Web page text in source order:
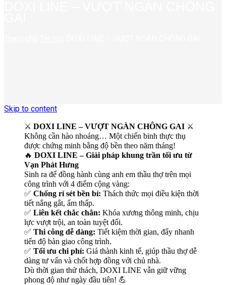
Skip to content
⚔️ DOXI LINE – VƯỢT NGÀN CHÔNG GAI ⚔️
Không cần hào nhoáng… Một chiến binh thực thụ
được chứng minh bằng độ bền theo năm tháng!
🔥 DOXI LINE – Giải pháp khung trần tối ưu từ
Vạn Phát Hưng
Sinh ra để đồng hành cùng anh em thầu thợ trên mọi
công trình với 4 điểm cộng vàng:
✅ Chống rỉ sét bền bỉ: Thách thức mọi điều kiện thời
tiết nắng gắt, ẩm thấp.
✅ Liên kết chắc chắn: Khóa xương thông minh, chịu
lực vượt trội, an toàn tuyệt đối.
✅ Thi công dễ dàng: Tiết kiệm thời gian, đẩy nhanh
tiến độ bàn giao công trình.
✅ Tối ưu chi phí: Giá thành kinh tế, giúp thầu thợ dễ
dàng tư vấn và chốt hợp đồng với chủ nhà.
Dù thời gian thử thách, DOXI LINE vẫn giữ vững
phong độ như ngày đầu tiên! 💪